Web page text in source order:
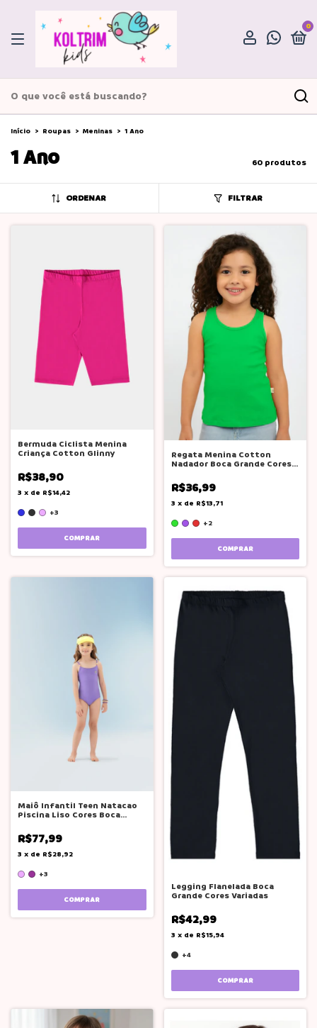
0
Início > Roupas > Meninas > 1 Ano
1 Ano 60 produtos
ORDENAR FILTRAR
Bermuda Ciclista Menina
Criança Cotton Glinny
R$38,90
3 x de R$14,42
+3
COMPRAR
Regata Menina Cotton
Nadador Boca Grande Cores
R$36,99
3 x de R$13,71
+2
COMPRAR
Maiô Infantil Teen Natacao
Piscina Liso Cores Boca
R$77,99
3 x de R$28,92
+3
COMPRAR
Legging Flanelada Boca
Grande Cores Variadas
R$42,99
3 x de R$15,94
+4
COMPRAR